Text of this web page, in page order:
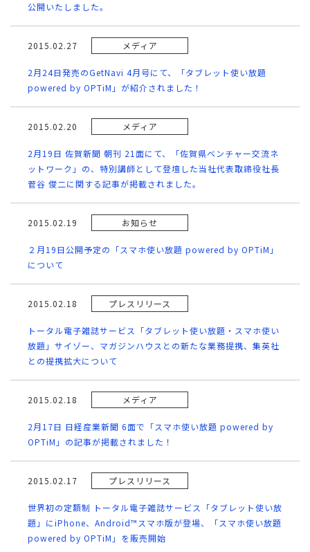
公開いたしました。
2015.02.27 メディア
2月24日発売のGetNavi 4月号にて、「タブレット使い放題
powered by OPTiM」が紹介されました！
2015.02.20 メディア
2月19日 佐賀新聞 朝刊 21面にて、「佐賀県ベンチャー交流ネ
ットワーク」の、特別講師として登壇した当社代表取締役社長
菅谷 俊二に関する記事が掲載されました。
2015.02.19 お知らせ
２月19日公開予定の「スマホ使い放題 powered by OPTiM」
について
2015.02.18 プレスリリース
トータル電子雑誌サービス「タブレット使い放題・スマホ使い
放題」サイゾー、マガジンハウスとの新たな業務提携、集英社
との提携拡大について
2015.02.18 メディア
2月17日 日経産業新聞 6面で「スマホ使い放題 powered by
OPTiM」の記事が掲載されました！
2015.02.17 プレスリリース
世界初の定額制 トータル電子雑誌サービス「タブレット使い放
題」にiPhone、Android™スマホ版が登場、「スマホ使い放題
powered by OPTiM」を販売開始